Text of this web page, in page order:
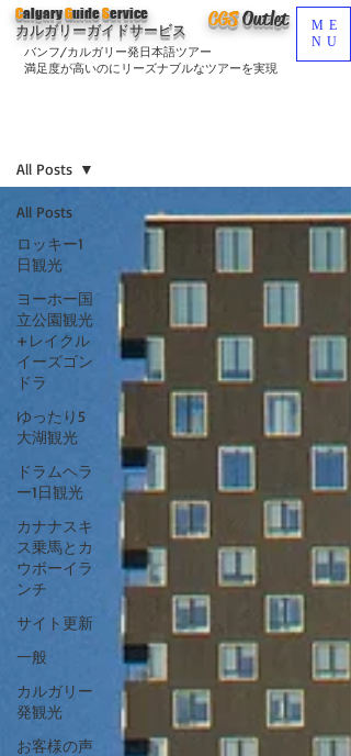
CGSOutlet
バンフ/カルガリー発日本語ツアー
満足度が高いのにリーズナブルなツアーを実現
CalgaryGuideService
カルガリーガイドサービス
ME
NU
All Posts
ロッキー1
日観光
ヨーホー国
立公園観光
+レイクル
イーズゴン
ドラ
ゆったり5
大湖観光
ドラムヘラ
ー1日観光
カナナスキ
ス乗馬とカ
ウボーイラ
ンチ
サイト更新
一般
カルガリー
発観光
お客様の声
All Posts